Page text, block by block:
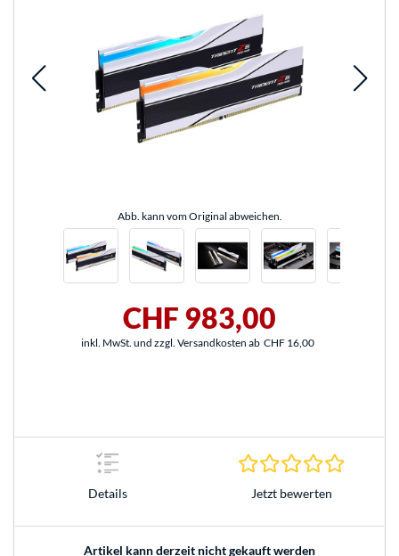
Abb. kann vom Original abweichen.
CHF 983,00
inkl. MwSt. und zzgl. Versandkosten ab CHF 16,00
Details Jetzt bewerten
Artikel kann derzeit nicht gekauft werden